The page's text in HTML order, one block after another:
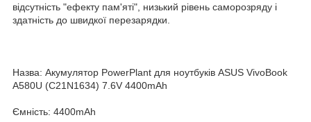
відсутність "ефекту пам'яті", низький рівень саморозряду і
здатність до швидкої перезарядки.
Назва: Акумулятор PowerPlant для ноутбуків ASUS VivoBook
A580U (C21N1634) 7.6V 4400mAh
Ємність: 4400mAh